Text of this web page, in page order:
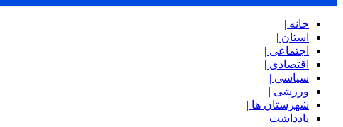
خانه |
استان |
اجتماعی |
اقتصادی |
سیاسی |
ورزشی |
شهرستان ها |
یادداشت